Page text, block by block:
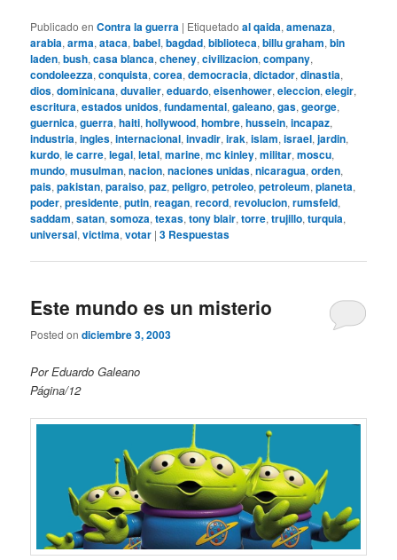
Publicado en Contra la guerra | Etiquetado al qaida,amenaza,
arabia,arma,ataca,babel,bagdad,biblioteca,billu graham,bin
laden,bush,casa blanca,cheney,civilizacion,company,
condoleezza,conquista,corea,democracia,dictador,dinastia,
dios,dominicana,duvalier,eduardo,eisenhower,eleccion,elegir,
escritura,estados unidos,fundamental,galeano,gas,george,
guernica,guerra,haiti,hollywood,hombre,hussein,incapaz,
industria,ingles,internacional,invadir,irak,islam,israel,jardin,
kurdo,le carre,legal,letal,marine,mc kinley,militar,moscu,
mundo,musulman,nacion,naciones unidas,nicaragua,orden,
pais,pakistan,paraiso,paz,peligro,petroleo,petroleum,planeta,
poder,presidente,putin,reagan,record,revolucion,rumsfeld,
saddam,satan,somoza,texas,tony blair,torre,trujillo,turquia,
universal,victima,votar |3 Respuestas
Este mundo es un misterio
Posted ondiciembre 3, 2003
Por Eduardo Galeano
Página/12